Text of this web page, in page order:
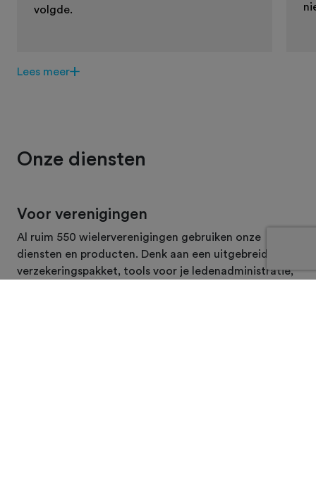
volgde.
Lees meer
Onze diensten
Voor verenigingen
Al ruim 550 wielerverenigingen gebruiken onze
diensten en producten. Denk aan een uitgebreid
verzekeringspakket, tools voor je ledenadministratie,